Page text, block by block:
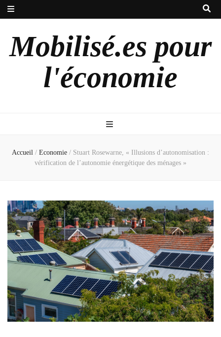
Mobilisé.es pour
l'économie
Accueil / Economie / Stuart Rosewarne, « Illusions d’autonomisation :
vérification de l’autonomie énergétique des ménages »